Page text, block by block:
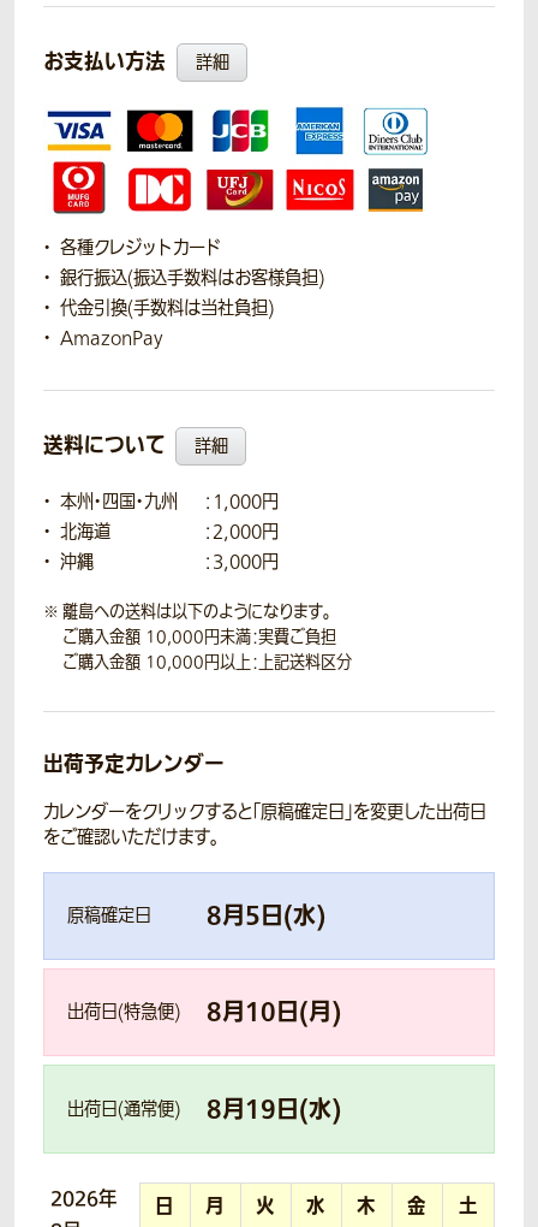
お支払い方法 詳細
各種クレジットカード
銀行振込(振込手数料はお客様負担)
代金引換(手数料は当社負担)
AmazonPay
送料について 詳細
本州・四国・九州
：1,000円
北海道
：2,000円
沖縄
：3,000円
離島への送料は以下のようになります。
ご購入金額 10,000円未満：実費ご負担
ご購入金額 10,000円以上：上記送料区分
出荷予定カレンダー
カレンダーをクリックすると「原稿確定日」を変更した出荷日
をご確認いただけます。
原稿確定日 8月5日(水)
出荷日(特急便) 8月10日(月)
出荷日(通常便) 8月19日(水)
2026年
日 月 火 水 木 金 土